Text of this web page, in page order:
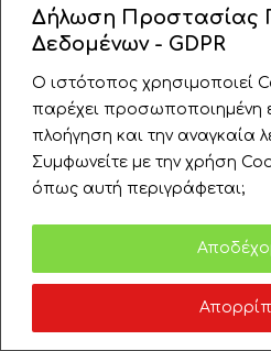
Δήλωση Προστασίας
Δεδομένων - GDPR
Ο ιστότοπος χρησιμοποιεί
παρέχει προσωποποιημένη
πλοήγηση και την αναγκαία
Συμφωνείτε με την χρήση
όπως αυτή περιγράφεται;